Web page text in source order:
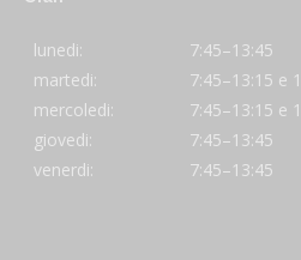
lunedi:
7:45–13:45
martedi:
7:45–13:15 e
mercoledi:
7:45–13:15 e
giovedi:
7:45–13:45
venerdi:
7:45–13:45